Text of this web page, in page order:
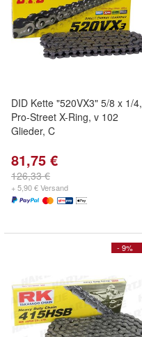
DID Kette "520VX3" 5/8 x 1/4,
Pro-Street X-Ring, v 102
Glieder, C
81,75 €
126,33 €
+ 5,90 € Versand
- 9%